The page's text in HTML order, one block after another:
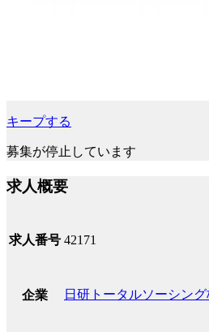
キープする
募集が停止しています
求人概要
求人番号 42171
企業 日研トータルソーシン